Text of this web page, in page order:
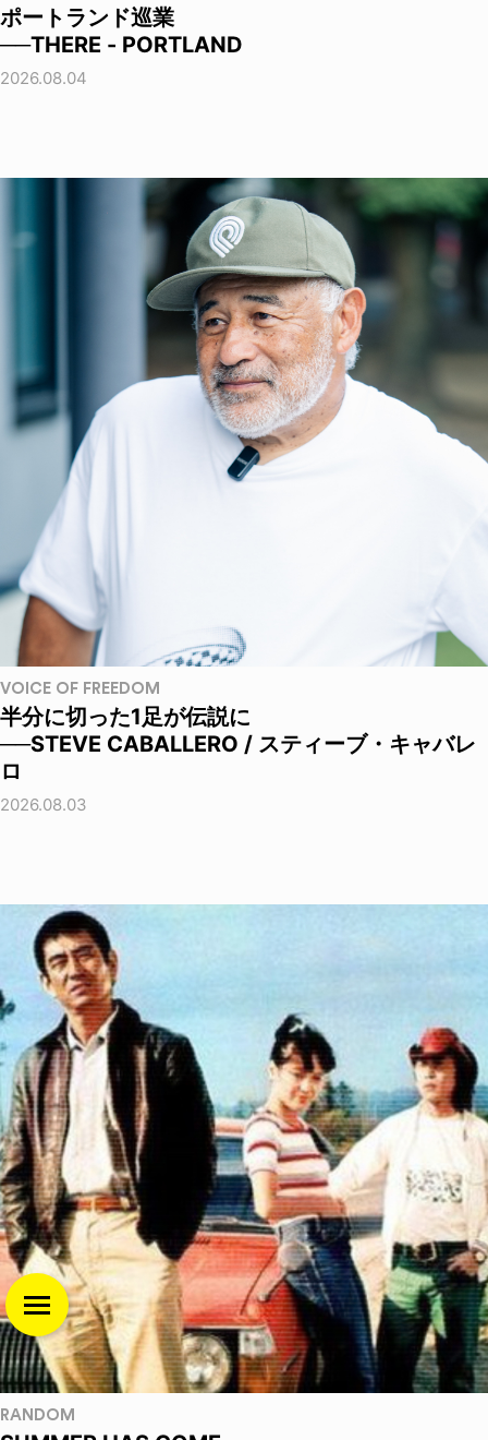
ポートランド巡業
──THERE - PORTLAND
2026.08.04
VOICE OF FREEDOM
半分に切った1足が伝説に
──STEVE CABALLERO / スティーブ・キャバレ
ロ
2026.08.03
RANDOM